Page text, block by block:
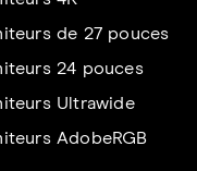
de 27 pouces
24 pouces
Ultrawide
AdobeRGB